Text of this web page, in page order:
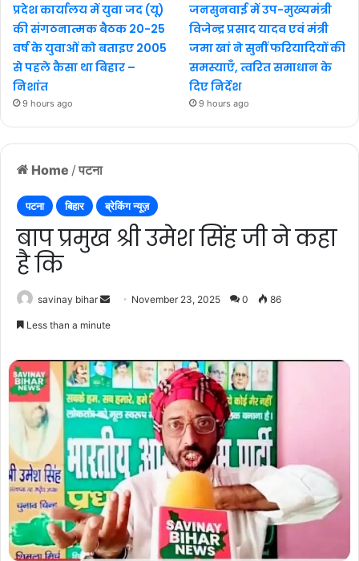
Home / पटना
पटना बिहार ब्रेकिंग न्यूज़
बाप प्रमुख श्री उमेश सिंह जी ने कहा
है कि
savinay bihar
SendNovember 23, 2025 0 86
Less than a minute
प्रदेश कार्यालय में युवा जद (यू)
की संगठनात्मक बैठक 20-25
वर्ष के युवाओं को बताइए 2005
से पहले कैसा था बिहार –
निशांत
9 hours ago
जनसुनवाई में उप-मुख्यमंत्री
विजेन्द्र प्रसाद यादव एवं मंत्री
जमा खां ने सुनीं फरियादियों की
समस्याएँ, त्वरित समाधान के
दिए निर्देश
9 hours ago